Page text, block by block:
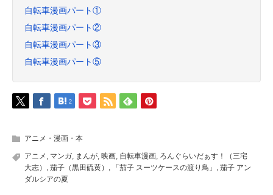
自転車漫画パート①
自転車漫画パート②
自転車漫画パート③
自転車漫画パート⑤
2
アニメ・漫画・本
アニメ , マンガ, まんが, 映画, 自転車漫画, ろんぐらいだぁす！（三宅
大志） , 茄子（黒田硫黄） , 「茄子 スーツケースの渡り鳥」 , 茄子 アン
ダルシアの夏